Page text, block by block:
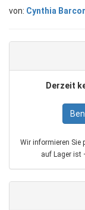
von: Cynthia
Derzeit
Wir informieren Sie
auf Lager ist